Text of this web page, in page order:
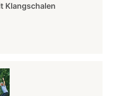
Klangschalen